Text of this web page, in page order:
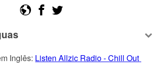
Inglês: Listen Allzic Radio - Chill Out